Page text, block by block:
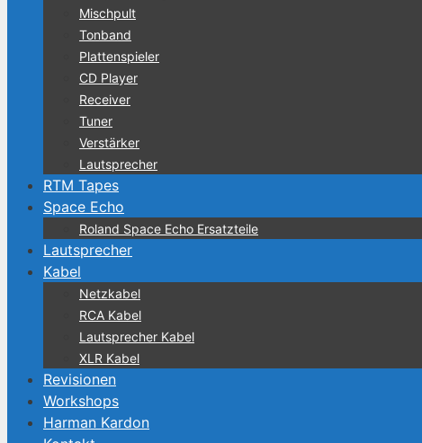
Mischpult
Tonband
Plattenspieler
CD Player
Receiver
Tuner
Verstärker
Lautsprecher
RTM Tapes
Space Echo
Roland Space Echo Ersatzteile
Lautsprecher
Kabel
Netzkabel
RCA Kabel
Lautsprecher Kabel
XLR Kabel
Revisionen
Workshops
Harman Kardon